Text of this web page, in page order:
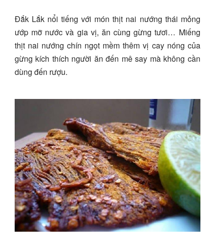
Đắk Lắk nổi tiếng với món thịt nai nướng thái mỏng
ướp mỡ nước và gia vị, ăn cùng gừng tươi… Miếng
thịt nai nướng chín ngọt mềm thêm vị cay nóng của
gừng kích thích người ăn đến mê say mà không cần
dùng đến rượu.